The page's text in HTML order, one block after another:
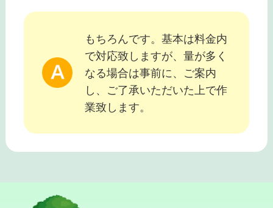
もちろんです。基本は料金内
で対応致しますが、量が多く
なる場合は事前に、ご案内
し、ご了承いただいた上で作
業致します。